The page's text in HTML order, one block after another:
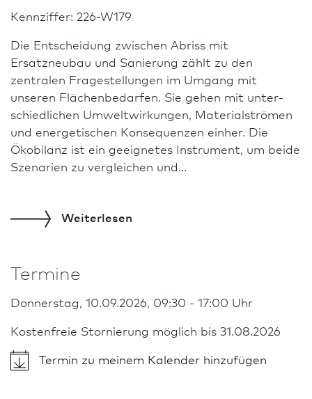
Kennziffer: 226-W179
Die Entscheidung zwischen Abriss mit
Ersatzneubau und Sanierung zählt zu den
zentralen Frage­stellungen im Umgang mit
unseren Flächenbedarfen. Sie gehen mit unter­
schiedlichen Umweltwirkungen, Materialströmen
und energetischen Konsequenzen einher. Die
Ökobilanz ist ein geeignetes Instrument, um beide
Szenarien zu vergleichen und...
Weiterlesen
Termine
Donnerstag, 10.09.2026, 09:30 - 17:00 Uhr
Kostenfreie Stornierung möglich bis 31.08.2026
Termin zu meinem Kalender hinzufügen